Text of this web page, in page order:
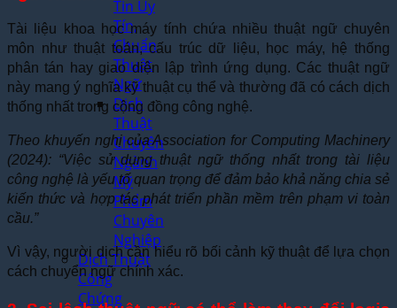
Tin Uy
Tín,
Chuẩn
Thuật
Ngữ
Dịch
Thuật
Chuyên
Ngành
Mỹ
Phẩm
Chuyên
Nghiệp
Dịch Thuật
Công
Chứng
Tài liệu khoa học máy tính chứa nhiều thuật ngữ chuyên
môn như thuật toán, cấu trúc dữ liệu, học máy, hệ thống
phân tán hay giao diện lập trình ứng dụng. Các thuật ngữ
này mang ý nghĩa kỹ thuật cụ thể và thường đã có cách dịch
thống nhất trong cộng đồng công nghệ.
Theo khuyến nghị của Association for Computing Machinery
(2024): “Việc sử dụng thuật ngữ thống nhất trong tài liệu
công nghệ là yếu tố quan trọng để đảm bảo khả năng chia sẻ
kiến thức và hợp tác phát triển phần mềm trên phạm vi toàn
cầu.”
Vì vậy, người dịch cần hiểu rõ bối cảnh kỹ thuật để lựa chọn
cách chuyển ngữ chính xác.